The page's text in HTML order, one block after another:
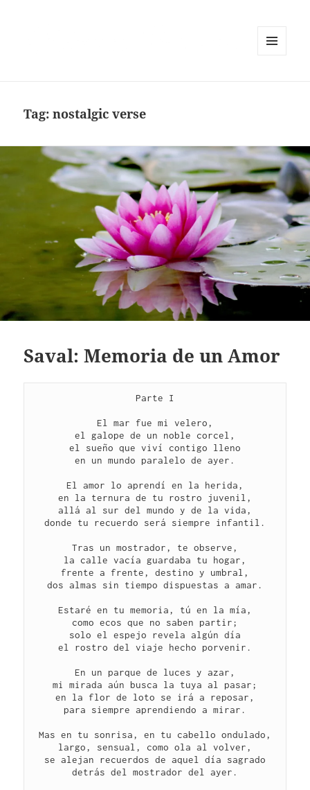
Tag:nostalgic verse
Saval: Memoria de un Amor
Parte I
El mar fue mi velero,
el galope de un noble corcel,
el sueño que viví contigo lleno
en un mundo paralelo de ayer.
El amor lo aprendí en la herida,
en la ternura de tu rostro juvenil,
allá al sur del mundo y de la vida,
donde tu recuerdo será siempre infantil.
Tras un mostrador, te observe,
la calle vacía guardaba tu hogar,
frente a frente, destino y umbral,
dos almas sin tiempo dispuestas a amar.
Estaré en tu memoria, tú en la mía,
como ecos que no saben partir;
solo el espejo revela algún día
el rostro del viaje hecho porvenir.
En un parque de luces y azar,
mi mirada aún busca la tuya al pasar;
en la flor de loto se irá a reposar,
para siempre aprendiendo a mirar.
Mas en tu sonrisa, en tu cabello ondulado,
largo, sensual, como ola al volver,
se alejan recuerdos de aquel día sagrado
detrás del mostrador del ayer.